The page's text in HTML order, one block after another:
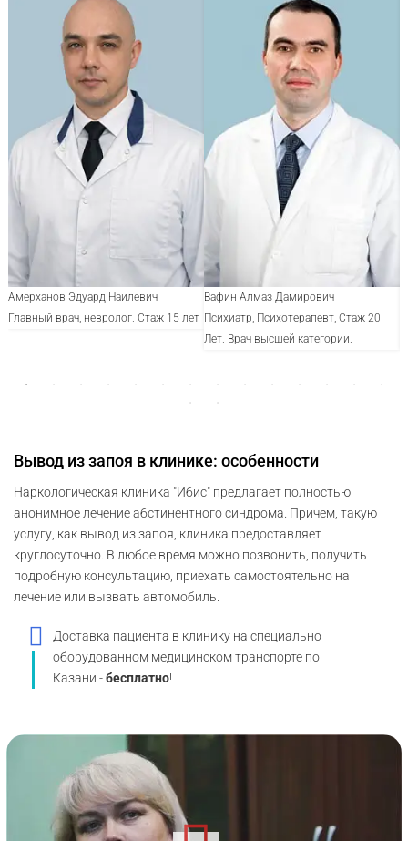
Амерханов Эдуард Наилевич
Главный врач, невролог. Стаж 15 лет
Вафин Алмаз Дамирович
Психиатр, Психотерапевт, Стаж 20
Лет. Врач высшей категории.
Вывод из запоя в клинике: особенности
Наркологическая клиника "Ибис" предлагает полностью
анонимное лечение абстинентного синдрома. Причем, такую
услугу, как вывод из запоя, клиника предоставляет
круглосуточно. В любое время можно позвонить, получить
подробную консультацию, приехать самостоятельно на
лечение или вызвать автомобиль.
Доставка пациента в клинику на специально
оборудованном медицинском транспорте по
Казани -бесплатно!